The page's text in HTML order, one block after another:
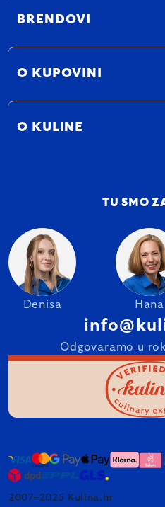
BRENDOVI
O KUPOVINI
O KULINE
TU SMO
Denisa Hana
Odgovaramo u
2007–2025 Kulina.hr